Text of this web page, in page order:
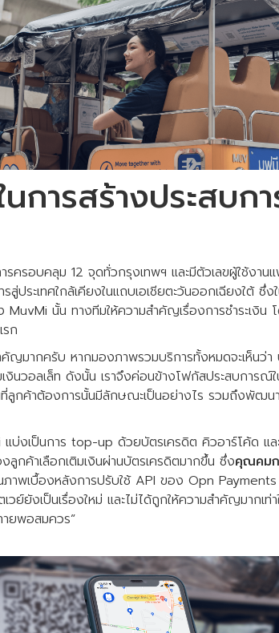
ารสร้างประสบกา
ครอบคลุม 12 จุดทั่วกรุงเทพฯ และมีตัวเลขผู้ใช้งา
ประเทศใกล้เคียงในแถบเอเชียตะวันออกเฉียงใต้ ซึ่
นั้น ทางทีมให้ความสำคัญเรื่องการชำระเงิน
ก
คัญมากครับ หากมองภาพรวมบริการทั้งหมดจะเห็นว่
นวอลเล็ท ดังนั้น เราจึงค่อนข้างโฟกัสประสบการณ์
ที่ลูกค้าต้องการนั้นมีลักษณะเป็นอย่างไร รวมถึงพัฒนา
บ่งเป็นการ top-up ด้วยบัตรเครดิต คิวอาร์โค้ด แล
ค้าเลือกเติมเงินผ่านบัตรเครดิตมากขึ้น ซึ่งคุณคม
ภาพเบื้องหลังการปรับใช้ API ของ Opn
วย์ยังเป็นเรื่องใหม่ และไม่ได้ถูกให้ความสำคัญมากเ
ายพอสมควร”